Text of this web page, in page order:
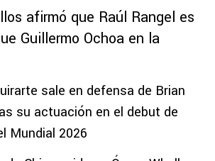
afirmó que Raúl Rangel es
Guillermo Ochoa en la
sale en defensa de Brian
su actuación en el debut de
Mundial 2026